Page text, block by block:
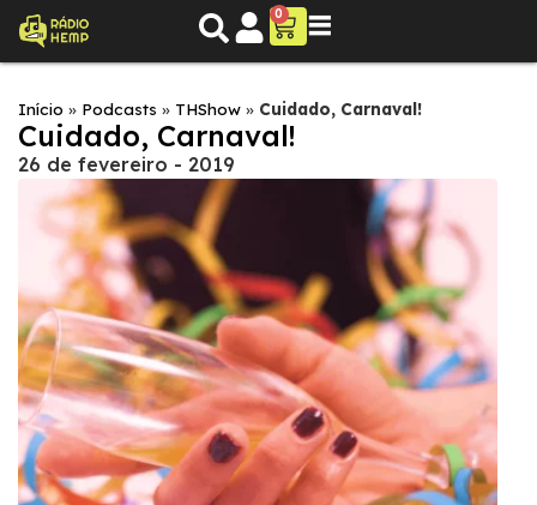
0
Início » Podcasts » THShow » Cuidado, Carnaval!
Cuidado, Carnaval!
26 de fevereiro - 2019